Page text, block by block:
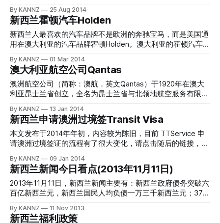
人向TTS缴费这件事情是否合理不谈，毕竟“人在矮檐下，哪
能不低头”，本文带您了解一下去TTS申请澳洲过境签证的相
关费用。 澳大利亚过境签证费用 * 常规过境签证服务费用，
32新西兰元 * 您可以选择“加急”服务
护照，或是您持有澳大利亚的居民级别签证，那么您入境新西
兰的时候不需要申请旅游签证。 关于新西兰旅游签证如何在
中国大陆进行办理、流程、材料准备以及费用，请看以下两篇
文章： * 办理中国到新西兰的访问签证 * 2014年8月开始中国
新西兰旅游签证，对于中国大陆居民来说并不是很难，因为新
西兰与中国的国家关系相对不错，新西兰政府也十分希望中国
大陆游客能够前来新西兰，进而带动这里的旅游业和经济。不
过，您还是需要满足以下基本条件后才能成行： * 身体健康
处于相对与世隔绝的地球上的一个角落，所以，很多朋友都在
询问，新西兰这个国家到底如何？它算是发达国家吗？ image
source: google images 发达国家的定义 发达国家（又称已开
发国家）指经济发展水平较高，技术较为先进，生活水平较高
发达国家有以下特点： * 生产力水平高度发达，国民生产总值
和人均国内生产总值远高于其他国家，产业结构先进，在国民
经济结构中第三产业所占比重一般大于60% * 经济运行机制比
较成熟，市场机制和市场体系健全，并有比较完善的宏观经济
社会经济生活中占有重要的地位和起着重要作用，社会保障制
度比较完善，保障水平较高 * 经济国际化程度较高，外贸依存
度大大高于发展中国家，外贸在世界贸易总额中占据较大份
额，金融市场高度国际化，跨国公司高度发展 全世界有不少
By KANNZ 25 Aug 2014
新西兰霍顿汽车Holden
新西兰人最喜欢的汽车品牌不是欧洲的奔驰宝马，而是美国通
用在澳大利亚的汽车品牌霍顿Holden。澳大利亚的霍顿汽车公
洲人自己开发的汽车。作为任何事情都以澳大利亚人马首是瞻
的新西兰人，自然在汽车品牌的选择上也不会三心二意，新西
兰大街小巷上行驶着的各种霍顿汽车就是最好的证明。 image
source: google images 霍顿Holden汽车介绍 霍顿汽车在亚洲
司是一家有百年历史的企业，原本经营的是马具用品。1914年
霍顿开始为客户定制汽车，这是它进入汽车行业的第一步。随
后的十年间，霍顿不断发展，并在1931年与美国通用汽车公司
合作开办了“霍顿-通用汽车公司”。1948年霍顿公司开始生产
洲成为了汽车工业的代名词。霍顿旗下常年保持20多款车型，
从轿车、SUV、皮卡、多功能车、跑车等等，还有少量的为美
国通用的代工车型。 霍顿制造最成功的车型是中级房车
Commodore，澳大利亚和新西兰政府的中高级行政用车绝大
By KANNZ 01 Mar 2014
澳大利亚航空公司Qantas
澳洲航空公司（简称：澳航，英文Qantas）于1920年在澳大
利亚昆士兰省创立，全名为昆士兰省与北领地航空服务有限公
优质客户服务的象征。 澳航是世界领先的长途航空公司及澳
大利亚最强势的品牌之一，澳航经营的附属业务包括收购的其
他一些小型的航空公司及专业市场。澳航也是世界上排名第一
安全记录的航空公司，排名第二的是新西兰航空公司Air New
澳航的历史与澳大利亚民用航空业的发展史息息相关，密切相
连。从最初座位仅容一两人的简易式双翼飞机开始，到现在可
承载 400 人在一天之内环绕地球半周的先进波音 747 飞机，
澳航历史的发展与变迁，不仅是飞机的发展史，它更是人类的
下才艰辛地创立了昆士兰省与北领地航空服务有限公司
By KANNZ 13 Jan 2014
新西兰申请澳洲过境签Transit Visa
本文发布于2014年年初，内容较为陈旧，目前 TTService 申
请澳洲过境签证的流程有了很大变化，请点击随后的链接，如
纹的文章。全新流程地址是 https://www.kannz.com/apply-
aus-transit-visa-in-nz 中国大陆公民过境澳大利亚，无论是入
境澳大利亚还是转机，都需要签证。在新西兰的中国护照持有
者，即便是护照上贴有新西兰的永久回头签证，也是适用这个
亚作为中转站，并且转机的时候入境澳大利亚不超过72小时的
By KANNZ 09 Jan 2014
新西兰新闻今日看点(2013年11月11日)
2013年11月11日，新西兰新闻主要有：新西兰政府债务突破六
百亿新西兰元，新西兰国民人均负债一万三千新西兰元；37岁
逃；澳洲华裔店主逼怀孕雇员辞职被重罚；新西兰奥克兰校区
By KANNZ 11 Nov 2013
新西兰福利政策